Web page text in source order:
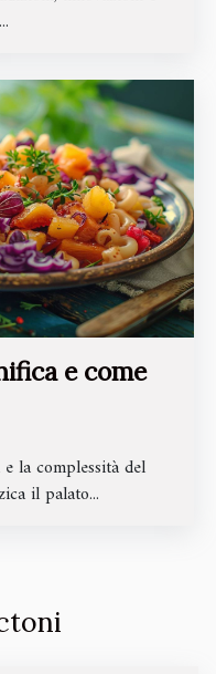
e come
la complessità del
il palato...